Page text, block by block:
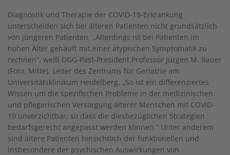
Diagnostik und Therapie der COVID-19-Erkrankung
unterscheiden sich bei älteren Patienten nicht grundsätzlich
von jüngeren Patienten. „Allerdings ist bei Patienten im
hohen Alter gehäuft mit einer atypischen Symptomatik zu
rechnen“, weiß DGG-Past-President Professor Jürgen M. Bauer
(Foto, Mitte), Leiter des Zentrums für Geriatrie am
Universitätsklinikum Heidelberg. „So ist ein differenziertes
Wissen um die spezifischen Probleme in der medizinischen
und pflegerischen Versorgung älterer Menschen mit COVID-
19 unverzichtbar, so dass die diesbezüglichen Strategien
bedarfsgerecht angepasst werden können.“ Unter anderem
sind ältere Patienten hinsichtlich der funktionellen und
insbesondere der psychischen Auswirkungen von